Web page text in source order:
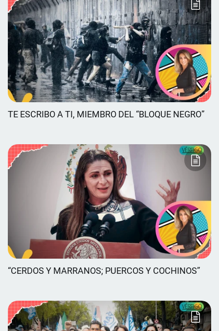
TE ESCRIBO A TI, MIEMBRO DEL “BLOQUE NEGRO”
“CERDOS Y MARRANOS; PUERCOS Y COCHINOS”